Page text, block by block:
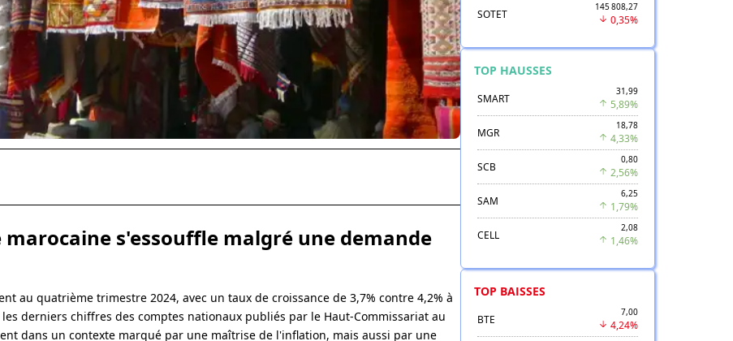
marocaine s'essouffle malgré une demande
au quatrième trimestre 2024, avec un taux de croissance de 3,7% contre 4,2% à
derniers chiffres des comptes nationaux publiés par le Haut-Commissariat au
dans un contexte marqué par une maîtrise de l'inflation, mais aussi par une
SOTET
145 808,27
0,35%
TOP HAUSSES
SMART
31,99
5,89%
MGR
18,78
4,33%
SCB
0,80
2,56%
SAM
6,25
1,79%
CELL
2,08
1,46%
TOP BAISSES
BTE
7,00
4,24%